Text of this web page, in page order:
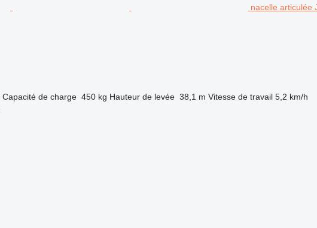
nacelle articulée
Capacité de charge 450 kg Hauteur de levée 38,1 m Vitesse de travail 5,2 km/h